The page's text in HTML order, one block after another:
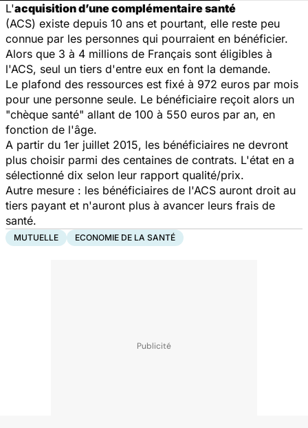
L'acquisition d’une complémentaire santé
(ACS) existe depuis 10 ans et pourtant, elle reste peu
connue par les personnes qui pourraient en bénéficier.
Alors que 3 à 4 millions de Français sont éligibles à
l'ACS, seul un tiers d'entre eux en font la demande.
Le plafond des ressources est fixé à 972 euros par mois
pour une personne seule. Le bénéficiaire reçoit alors un
"chèque santé" allant de 100 à 550 euros par an, en
fonction de l'âge.
A partir du 1er juillet 2015, les bénéficiaires ne devront
plus choisir parmi des centaines de contrats. L'état en a
sélectionné dix selon leur rapport qualité/prix.
Autre mesure : les bénéficiaires de l'ACS auront droit au
tiers payant et n'auront plus à avancer leurs frais de
santé.
MUTUELLE ECONOMIE DE LA SANTÉ